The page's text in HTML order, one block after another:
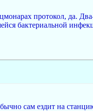
протокол, да.
бактериальной
сам ездит на